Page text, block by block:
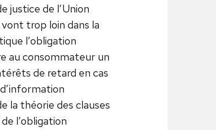
justice de l’Union
trop loin dans la
l’obligation
au consommateur un
de retard en cas
la théorie des clauses
l’obligation